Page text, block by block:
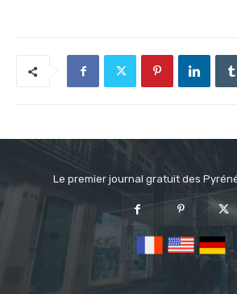
Le premier journal gratuit des